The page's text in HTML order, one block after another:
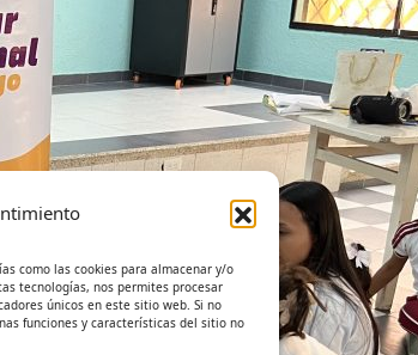
como las cookies para almacenar y/o
tecnologías, nos permites procesar
únicos en este sitio web. Si no
funciones y características del sitio no